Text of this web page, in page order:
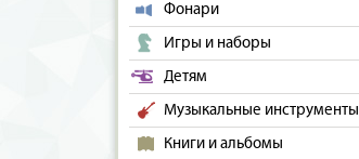
Фонари
Игры и наборы
Детям
Музыкальные инструменты
Книги и альбомы